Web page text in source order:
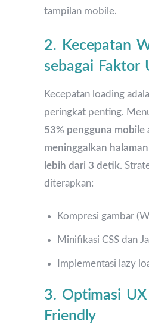
tampilan mobile.
2. Kecepatan
sebagai Faktor
Kecepatan loading
peringkat penting.
53% pengguna mobile
meninggalkan
lebih dari 3 detik.
diterapkan:
Kompresi gambar
Minifikasi CSS dan
Implementasi lazy
3. Optimasi
Friendly